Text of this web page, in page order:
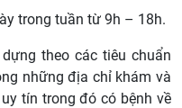
trong tuần từ 9h – 18h.
theo các tiêu chuẩn
những địa chỉ khám và
tín trong đó có bệnh về